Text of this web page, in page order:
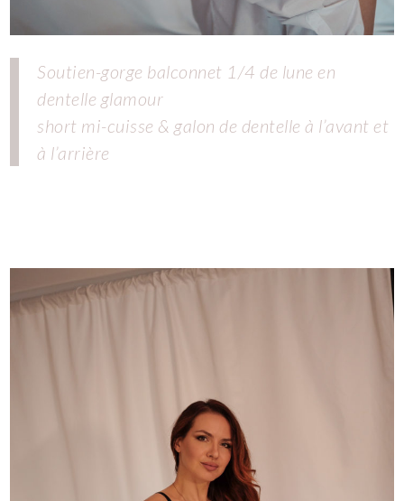
Soutien-gorge balconnet 1/4 de lune en
dentelle glamour
short mi-cuisse & galon de dentelle à l’avant et
à l’arrière